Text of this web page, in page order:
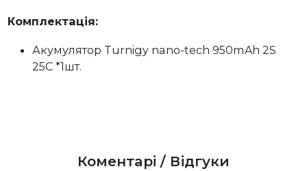
Комплектація:
Акумулятор Turnigy nano-tech 950mAh 2S
25C *1шт.
Коментарі / Відгуки